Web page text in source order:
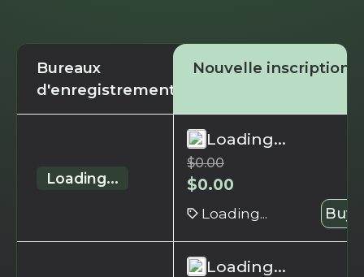
Bureaux
d'enregistrement
Nouvelle inscription
Loading...
Loading...
$0.00
$0.00
Loading... Buy
Loading...